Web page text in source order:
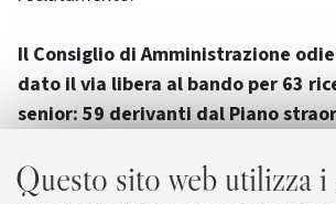
Questo sito web utilizza
Il Consiglio di Amministrazione
dato il via libera al bando per 63
senior: 59 derivanti dal Piano
particolare i bandi dei 59 ricercatori